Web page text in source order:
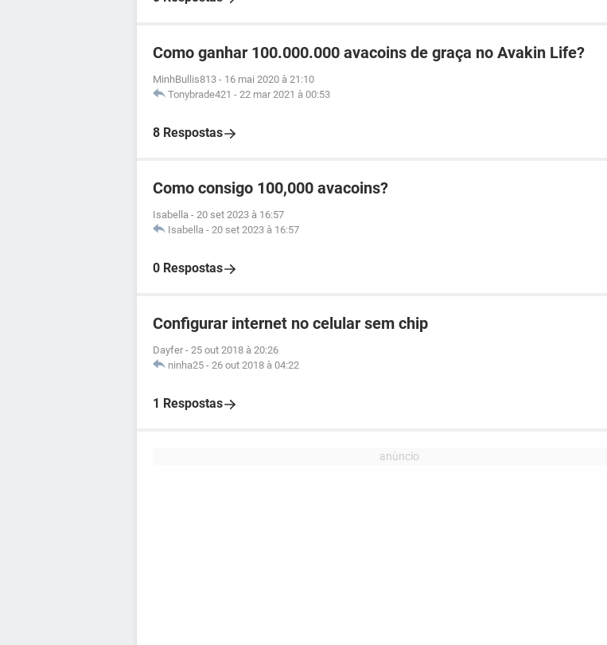
Como ganhar 100.000.000 avacoins de graça no Avakin Life?
MinhBullis813 - 16 mai 2020 à 21:10
Tonybrade421 - 22 mar 2021 à 00:53
8 Respostas
Como consigo 100,000 avacoins?
Isabella - 20 set 2023 à 16:57
Isabella - 20 set 2023 à 16:57
0 Respostas
Configurar internet no celular sem chip
Dayfer - 25 out 2018 à 20:26
ninha25 - 26 out 2018 à 04:22
1 Respostas